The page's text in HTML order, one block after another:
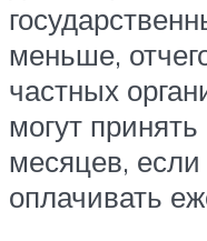
меньше,
частных
могут
месяцев,
оплачивать